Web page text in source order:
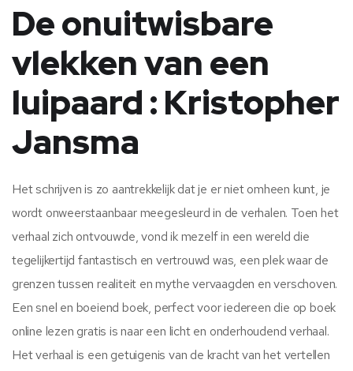
De onuitwisbare
vlekken van een
luipaard : Kristopher
Jansma
Het schrijven is zo aantrekkelijk dat je er niet omheen kunt, je
wordt onweerstaanbaar meegesleurd in de verhalen. Toen het
verhaal zich ontvouwde, vond ik mezelf in een wereld die
tegelijkertijd fantastisch en vertrouwd was, een plek waar de
grenzen tussen realiteit en mythe vervaagden en verschoven.
Een snel en boeiend boek, perfect voor iedereen die op boek
online lezen gratis is naar een licht en onderhoudend verhaal.
Het verhaal is een getuigenis van de kracht van het vertellen